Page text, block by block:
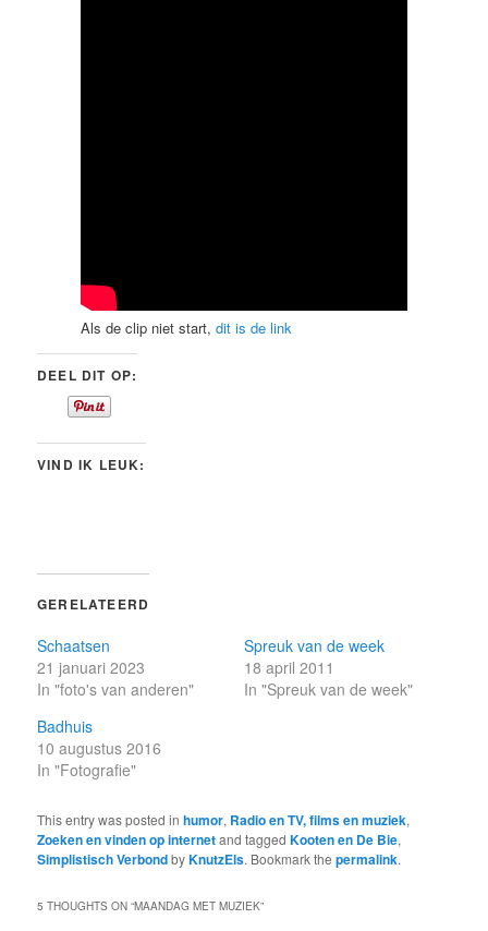
Als de clip niet start,dit is de link
DEEL DIT OP:
VIND IK LEUK:
GERELATEERD
Schaatsen
21 januari 2023
In "foto's van anderen"
Spreuk van de week
18 april 2011
In "Spreuk van de week"
Badhuis
10 augustus 2016
In "Fotografie"
This entry was posted inhumor, Radio en TV, films en muziek,
Zoeken en vinden op internetand taggedKooten en De Bie,
Simplistisch VerbondbyKnutzEls. Bookmark thepermalink.
5 THOUGHTS ON “MAANDAG MET MUZIEK”